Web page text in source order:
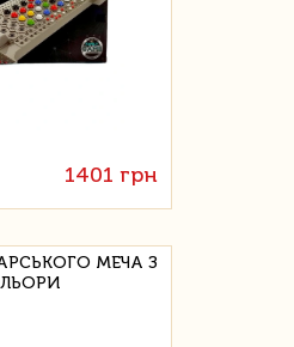
1401 грн
МЕЧА З